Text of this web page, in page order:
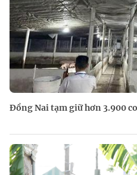
Đồng Nai tạm giữ hơn 3.900